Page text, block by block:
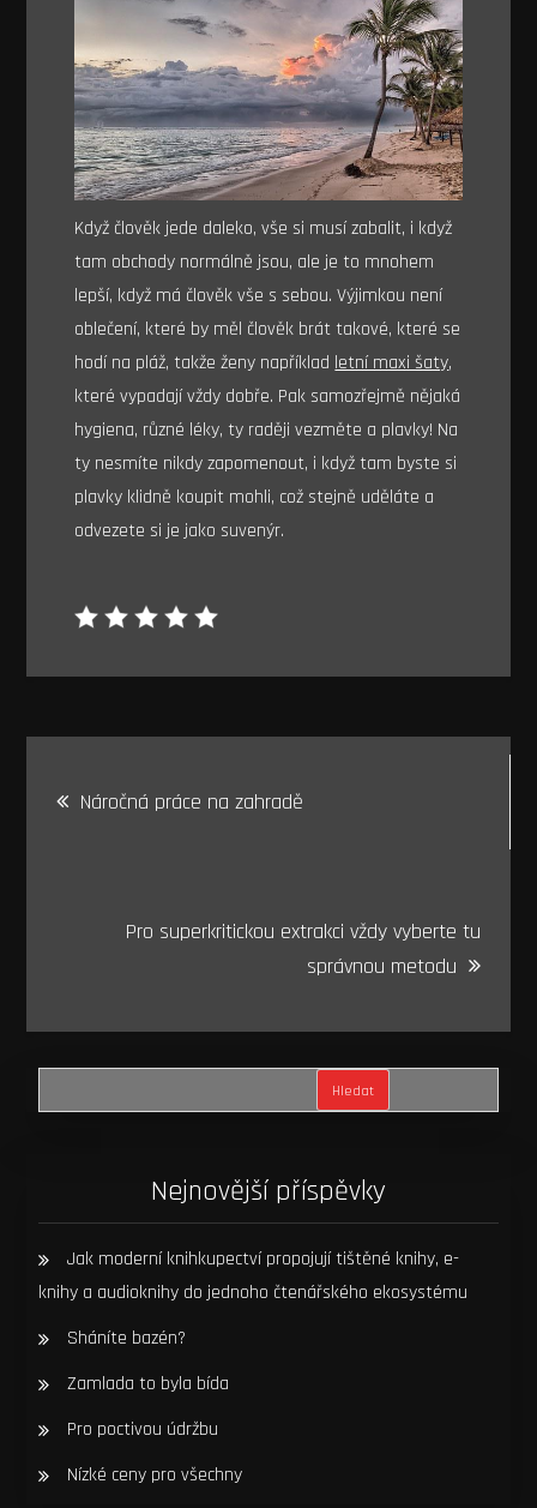
Když člověk jede daleko, vše si musí zabalit, i když
tam obchody normálně jsou, ale je to mnohem
lepší, když má člověk vše s sebou. Výjimkou není
oblečení, které by měl člověk brát takové, které se
hodí na pláž, takže ženy například letní maxi šaty,
které vypadají vždy dobře. Pak samozřejmě nějaká
hygiena, různé léky, ty raději vezměte a plavky! Na
ty nesmíte nikdy zapomenout, i když tam byste si
plavky klidně koupit mohli, což stejně uděláte a
odvezete si je jako suvenýr.
Náročná práce na zahradě
Pro superkritickou extrakci vždy vyberte tu
správnou metodu
Hledat
Nejnovější příspěvky
Jak moderní knihkupectví propojují tištěné knihy, e-
knihy a audioknihy do jednoho čtenářského ekosystému
Sháníte bazén?
Zamlada to byla bída
Pro poctivou údržbu
Nízké ceny pro všechny